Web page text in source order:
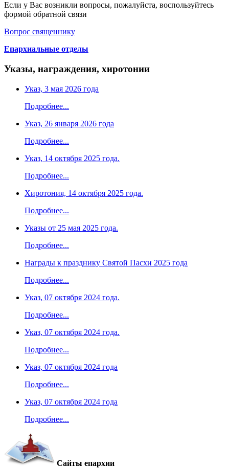
Если у Вас возникли вопросы, пожалуйста, воспользуйтесь
формой обратной связи
Вопрос священнику
Епархиальные отделы
Указы, награждения, хиротонии
Указ, 3 мая 2026 года
Подробнее...
Указ, 26 января 2026 года
Подробнее...
Указ, 14 октября 2025 года.
Подробнее...
Хиротония, 14 октября 2025 года.
Подробнее...
Указы от 25 мая 2025 года.
Подробнее...
Награды к празднику Святой Пасхи 2025 года
Подробнее...
Указ, 07 октября 2024 года.
Подробнее...
Указ, 07 октября 2024 года.
Подробнее...
Указ, 07 октября 2024 года
Подробнее...
Указ, 07 октября 2024 года
Подробнее...
Сайты епархии